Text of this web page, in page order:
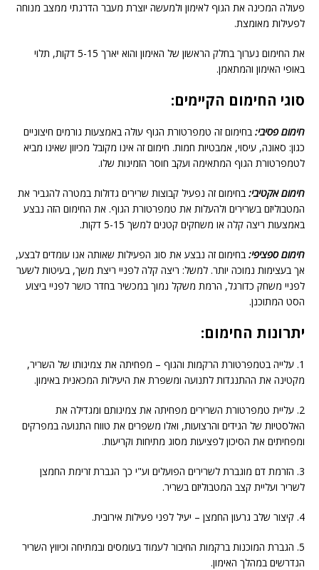
פעולה המכינה את הגוף לאימון ולמעשה יוצרת מעבר הדרגתי ממצב מנוחה
לפעילות מאומצת.
את החימום נערוך בחלק הראשון של האימון והוא יארך 5-15 דקות, תלוי
באופי האימון והמתאמן.
סוגי החימום הקיימים:
חימום פסיבי: בחימום זה טמפרטורת הגוף עולה באמצעות גורמים חיצוניים
כגון: סאונה, עיסוי, אמבטיות חמות. חימום זה אינו מקובל מכיוון שאינו מביא
לטמפרטורת הגוף המתאימה ועקב חוסר הזמינות שלו.
חימום אקטיבי: בחימום זה נפעיל קבוצות שרירים גדולות במטרה להגביר את
המטבוליזם בשרירים ולהעלות את טמפרטורת הגוף. את החימום הזה נבצע
באמצעות ריצה קלה או משחקים קטנים למשך 5-15 דקות.
חימום ספציפי: בחימום זה נבצע את סוג הפעילות שאותה אנו עומדים לבצע,
אך בעצימות נמוכה יותר. למשל: ריצה קלה לפניי ריצת משך, בעיטות לשער
לפניי משחק כדורגל, הרמת משקל נמוך במכשיר בחדר כושר לפניי ביצוע
הסט המתוכנן.
יתרונות החימום:
1. עלייה בטמפרטורת הרקמות והגוף – מפחיתה את צמיגותו של השריר,
מקטינה את ההתנגדות לתנועה ומשפרת את היעילות המכאנית באימון.
2. עליית טמפרטורת השרירים מפחיתה את צמיגותם ומגדילה את
האלסטיות של הגידים והרצועות, ואלו משפרים את טווח התנועה במפרקים
ומפחיתים את הסיכון לפציעות מסוג מתיחות וקריעות.
3. הזרמת דם מוגברת לשרירים הפועלים וע"י כך הגברת זרימת החמצן
לשריר ועליית קצב המטבוליזם בשריר.
4. קיצור שלב גרעון החמצן – יעיל לפני פעילות אירובית.
5. הגברת המוכנות ברקמות החיבור לעמוד בעומסים ובמתיחה וכיווץ השריר
הנדרשים במהלך האימון.